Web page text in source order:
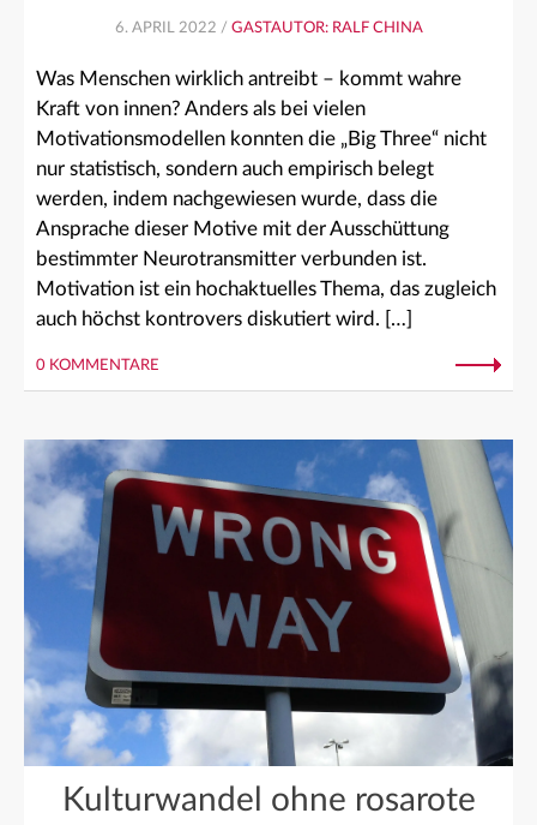
6. APRIL 2022 / GASTAUTOR: RALF CHINA
Was Menschen wirklich antreibt – kommt wahre
Kraft von innen? Anders als bei vielen
Motivationsmodellen konnten die „Big Three“ nicht
nur statistisch, sondern auch empirisch belegt
werden, indem nachgewiesen wurde, dass die
Ansprache dieser Motive mit der Ausschüttung
bestimmter Neurotransmitter verbunden ist.
Motivation ist ein hochaktuelles Thema, das zugleich
auch höchst kontrovers diskutiert wird. […]
0 KOMMENTARE
Kulturwandel ohne rosarote